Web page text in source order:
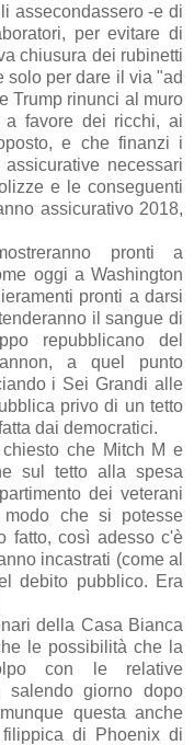
assecondassero -e di
per evitare di
chiusura dei rubinetti
solo per dare il via "ad
Trump rinunci al muro
favore dei ricchi, ai
e che finanzi i
necessari
e le conseguenti
assicurativo 2018,
pronti a
oggi a Washington
pronti a darsi
il sangue di
repubblicano del
a quel punto
i Sei Grandi alle
privo di un tetto
dai democratici.
che Mitch M e
sul tetto alla spesa
dei veterani
che si potesse
fatto, così adesso c'è
incastrati (come al
debito pubblico. Era
della Casa Bianca
le possibilità che la
con le relative
salendo giorno dopo
questa anche
di Phoenix di